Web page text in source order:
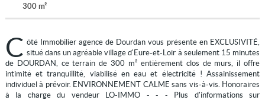
300 m²
C ôté Immobilier agence de Dourdan vous présente en EXCLUSIVITÉ,
situé dans un agréable village d'Eure-et-Loir à seulement 15 minutes
de DOURDAN, ce terrain de 300 m² entièrement clos de murs, il offre
intimité et tranquillité, viabilisé en eau et électricité ! Assainissement
individuel à prévoir. ENVIRONNEMENT CALME sans vis-à-vis. Honoraires
à la charge du vendeur LO-IMMO - - - Plus d'informations sur